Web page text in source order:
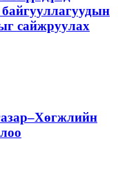
сайжруулах